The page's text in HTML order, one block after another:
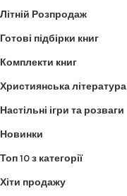
Літній Розпродаж
Готові підбірки книг
Комплекти книг
Християнська література
Настільні ігри та розваги
Новинки
Топ 10 з категорії
Хіти продажу